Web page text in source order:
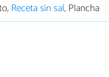
Receta sin sal, Plancha